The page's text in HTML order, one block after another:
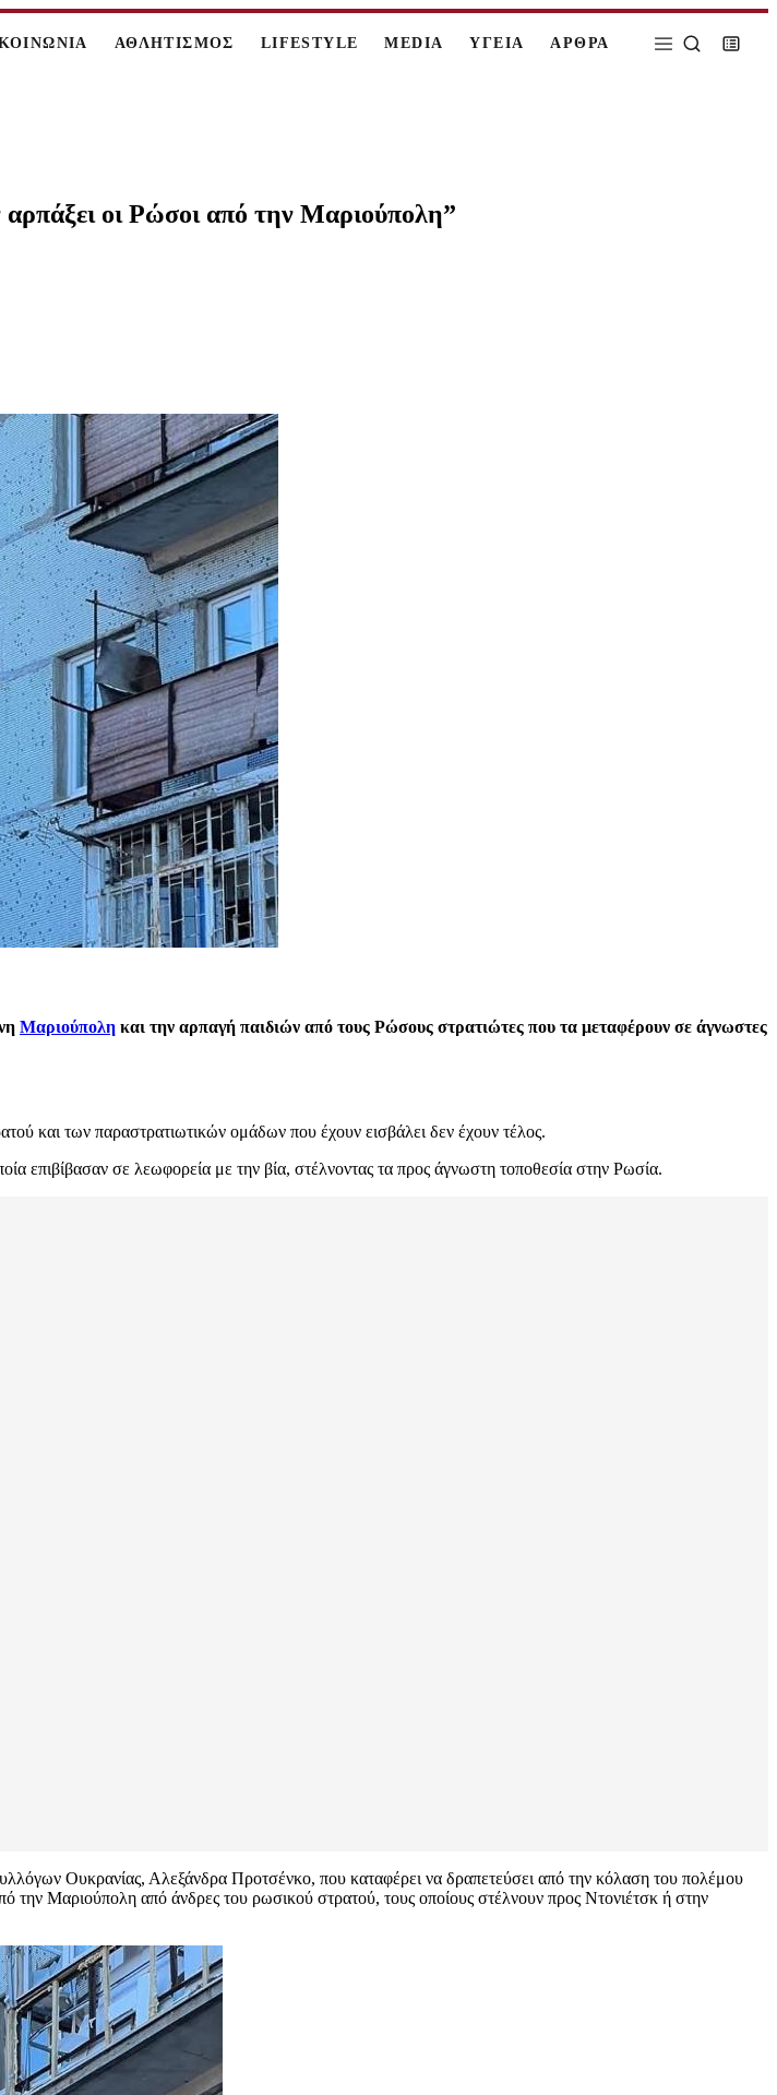
ΑΘΛΗΤΙΣΜΟΣ LIFESTYLE MEDIA ΥΓΕΙΑ ΑΡΘΡΑ
οι Ρώσοι από την Μαριούπολη”
Μαριούπολη και την αρπαγή παιδιών από τους Ρώσους στρατιώτες που τα μεταφέρουν σε άγνωστες
και των παραστρατιωτικών ομάδων που έχουν εισβάλει δεν έχουν τέλος.
επιβίβασαν σε λεωφορεία με την βία, στέλνοντας τα προς άγνωστη τοποθεσία στην Ρωσία.
Ουκρανίας, Αλεξάνδρα Προτσένκο, που καταφέρει να δραπετεύσει από την κόλαση του πολέμου
την Μαριούπολη από άνδρες του ρωσικού στρατού, τους οποίους στέλνουν προς Ντονιέτσκ ή στην